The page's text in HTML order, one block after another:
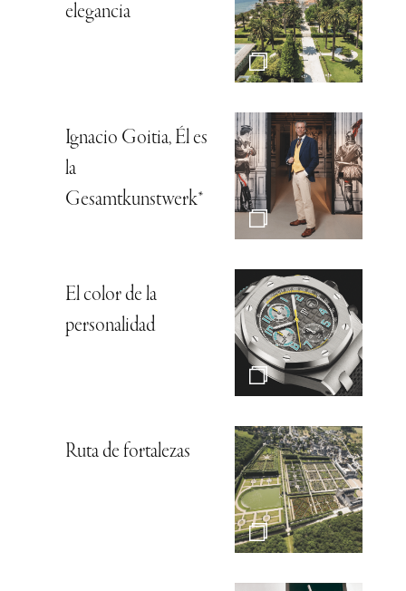
elegancia
Ignacio Goitia, Él es
la
Gesamtkunstwerk*
El color de la
personalidad
Ruta de fortalezas